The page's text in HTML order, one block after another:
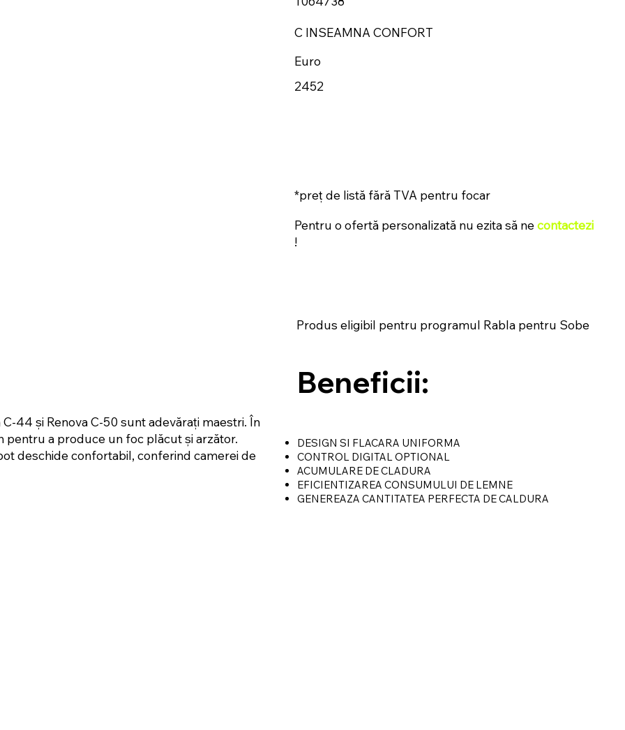
44 și Renova C-50 sunt adevărați maestri. În
pentru a produce un foc plăcut și arzător.
deschide confortabil, conferind camerei de
C INSEAMNA CONFORT
Euro
2452
*preț de listă fără TVA pentru focar
Pentru o ofertă personalizată nu ezita să necontactezi
!
Produs eligibil pentru programul Rabla pentru Sobe
DESIGN SI FLACARA UNIFORMA
CONTROL DIGITAL OPTIONAL
ACUMULARE DE CLADURA
EFICIENTIZAREA CONSUMULUI DE LEMNE
GENEREAZA CANTITATEA PERFECTA DE CALDURA
Beneficii: